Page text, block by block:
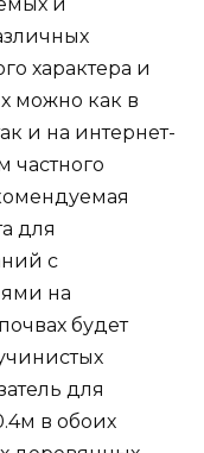
характера и
можно как в
и на интернет-
частного
для
с
на
будет
для
в обоих